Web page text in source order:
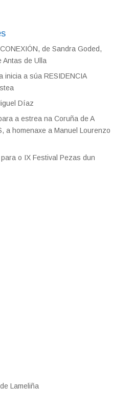
de Sandra Goded,
Antas de Ulla
inicia a súa RESIDENCIA
Díaz
a estrea na Coruña de A
a homenaxe a Manuel Lourenzo
o IX Festival Pezas dun
Lameliña